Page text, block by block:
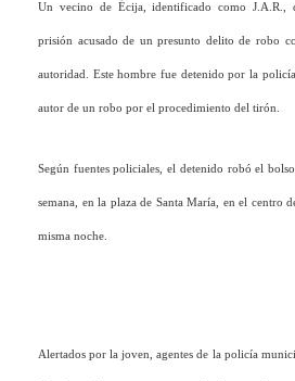
Un vecino de Écija, identificado como J.A.R.,
prisión acusado de un presunto delito de robo
autoridad. Este hombre fue detenido por la
autor de un robo por el procedimiento del tirón.
Según fuentes policiales, el detenido robó el
semana, en la plaza de Santa María, en el centro
misma noche.
Alertados por la joven, agentes de la policía